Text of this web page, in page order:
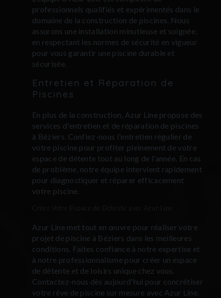
professionnels qualifiés et expérimentés dans le
domaine de la construction de piscines. Nous
assurons une installation minutieuse et soignée,
en respectant les normes de sécurité en vigueur
pour vous garantir une piscine durable et
sécurisée.
Entretien et Réparation de
Piscines
En plus de la construction, Azur Line propose des
services d'entretien et de réparation de piscines
à Béziers. Confiez-nous l'entretien régulier de
votre piscine pour profiter pleinement de votre
espace de détente tout au long de l'année. En cas
de problème, notre équipe intervient rapidement
pour diagnostiquer et réparer efficacement
votre piscine.
Créez Votre Espace de Détente avec Azur Line
Azur Line met tout en œuvre pour réaliser votre
projet de piscine à Béziers dans les meilleures
conditions. Faites confiance à notre expertise et
à notre professionnalisme pour créer un espace
de détente et de loisirs unique chez vous.
Contactez-nous dès aujourd'hui pour concrétiser
votre rêve de piscine sur mesure avec Azur Line.